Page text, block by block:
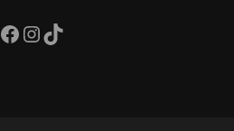
Facebook
Instagram
TikTok